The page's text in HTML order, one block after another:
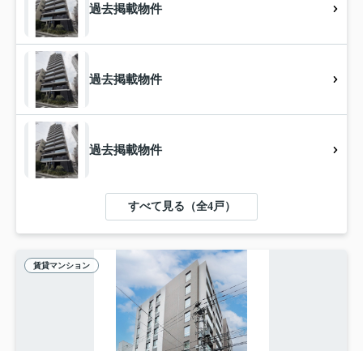
過去掲載物件
過去掲載物件
過去掲載物件
すべて見る（全4戸）
賃貸マンション